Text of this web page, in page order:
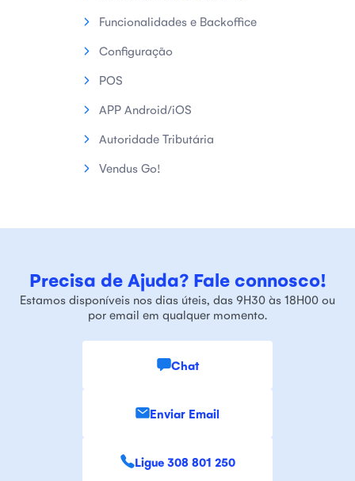
Funcionalidades e Backoffice
Configuração
POS
APP Android/iOS
Autoridade Tributária
Vendus Go!
Precisa de Ajuda? Fale connosco!
Estamos disponíveis nos dias úteis, das 9H30 às 18H00 ou
por email em qualquer momento.
Chat
Enviar Email
Ligue 308 801 250